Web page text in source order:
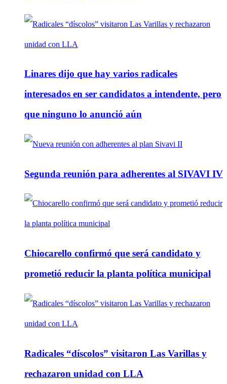
Linares dijo que hay varios radicales
interesados en ser candidatos a intendente, pero
que ninguno lo anunció aún
Segunda reunión para adherentes al SIVAVI IV
Chiocarello confirmó que será candidato y
prometió reducir la planta política municipal
Radicales “díscolos” visitaron Las Varillas y
rechazaron unidad con LLA